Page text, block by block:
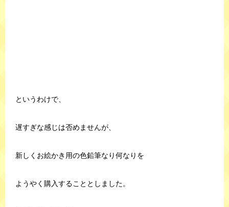
というわけで、
遅すぎな感じは否めませんが、
新しくお絵かき用の色鉛筆なり何なりを
ようやく購入することとしました。